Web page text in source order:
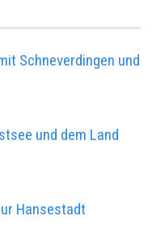
Schneverdingen und
und dem Land
Hansestadt